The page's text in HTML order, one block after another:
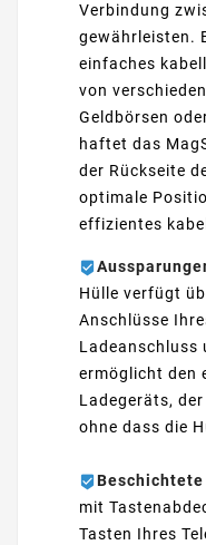
Verbindung
gewährleisten.
einfaches
von
Geldbörsen
haftet das
der Rückseite
optimale
effizientes
Hülle verfügt
Anschlüsse
Ladeanschluss
ermöglicht den
Ladegeräts,
ohne dass die
mit
Tasten Ihres